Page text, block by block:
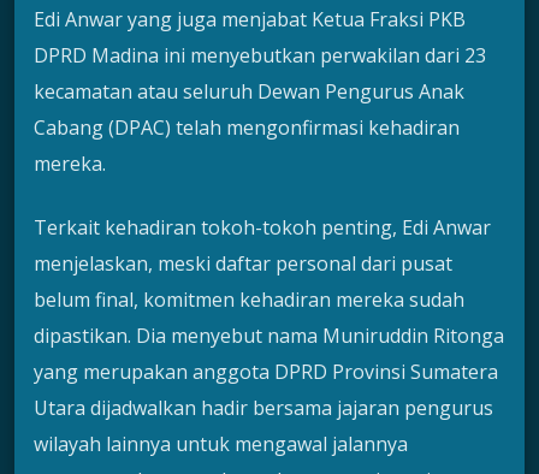
Edi Anwar yang juga menjabat Ketua Fraksi PKB
DPRD Madina ini menyebutkan perwakilan dari 23
kecamatan atau seluruh Dewan Pengurus Anak
Cabang (DPAC) telah mengonfirmasi kehadiran
mereka.
Terkait kehadiran tokoh-tokoh penting, Edi Anwar
menjelaskan, meski daftar personal dari pusat
belum final, komitmen kehadiran mereka sudah
dipastikan. Dia menyebut nama Muniruddin Ritonga
yang merupakan anggota DPRD Provinsi Sumatera
Utara dijadwalkan hadir bersama jajaran pengurus
wilayah lainnya untuk mengawal jalannya